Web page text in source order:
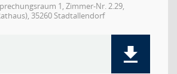
1, Zimmer-Nr. 2.29,
35260 Stadtallendorf